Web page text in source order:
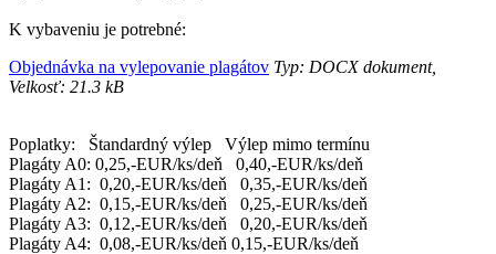
K vybaveniu je potrebné:
Objednávka na vylepovanie plagátov Typ: DOCX dokument,
Velkosť: 21.3 kB
Poplatky: Štandardný výlep Výlep mimo termínu
Plagáty A0: 0,25,-EUR/ks/deň 0,40,-EUR/ks/deň
Plagáty A1: 0,20,-EUR/ks/deň 0,35,-EUR/ks/deň
Plagáty A2: 0,15,-EUR/ks/deň 0,25,-EUR/ks/deň
Plagáty A3: 0,12,-EUR/ks/deň 0,20,-EUR/ks/deň
Plagáty A4: 0,08,-EUR/ks/deň 0,15,-EUR/ks/deň